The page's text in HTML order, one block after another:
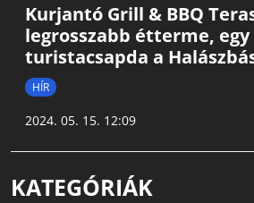
Kurjantó Grill & BBQ
legrosszabb étterme,
turistacsapda a
HÍR
2024. 05. 15. 12:09
KATEGÓRIÁK